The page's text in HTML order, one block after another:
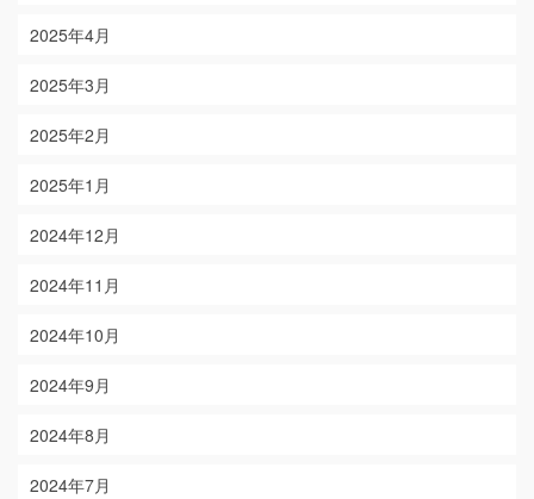
2025年4月
2025年3月
2025年2月
2025年1月
2024年12月
2024年11月
2024年10月
2024年9月
2024年8月
2024年7月